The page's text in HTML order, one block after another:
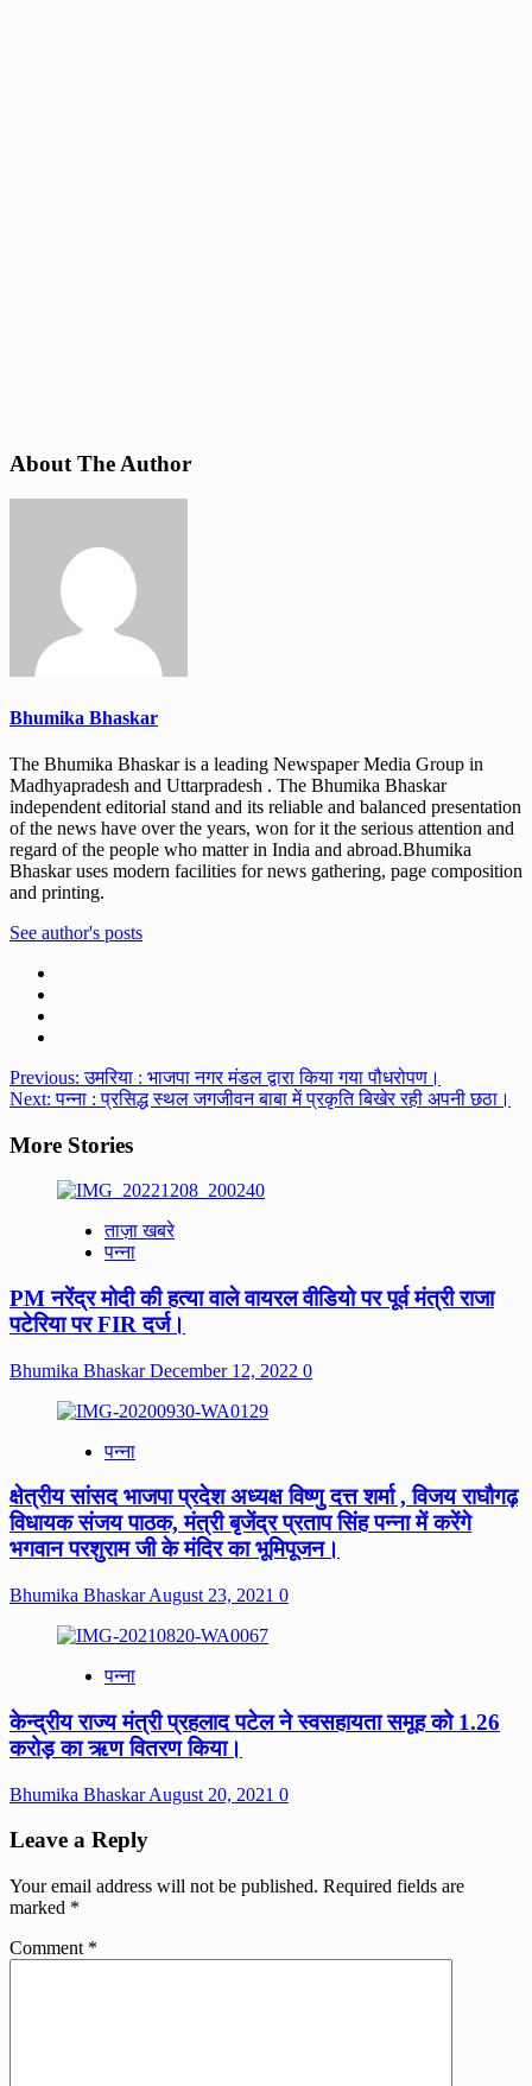
About The Author
Bhumika Bhaskar
The Bhumika Bhaskar is a leading Newspaper Media Group in
Madhyapradesh and Uttarpradesh . The Bhumika Bhaskar
independent editorial stand and its reliable and balanced presentation
of the news have over the years, won for it the serious attention and
regard of the people who matter in India and abroad.Bhumika
Bhaskar uses modern facilities for news gathering, page composition
and printing.
See author's posts
Post
navigation
Previous:उमरिया : भाजपा नगर मंडल द्वारा किया गया पौधरोपण।
Next:पन्ना : प्रसिद्ध स्थल जगजीवन बाबा में प्रकृति बिखेर रही अपनी छठा।
More Stories
ताज़ा खबरे
पन्ना
PM नरेंद्र मोदी की हत्या वाले वायरल वीडियो पर पूर्व मंत्री राजा
पटेरिया पर FIR दर्ज।
Bhumika BhaskarDecember 12, 2022 0
पन्ना
क्षेत्रीय सांसद भाजपा प्रदेश अध्यक्ष विष्णु दत्त शर्मा , विजय राघौगढ़
विधायक संजय पाठक, मंत्री बृजेंद्र प्रताप सिंह पन्ना में करेंगे
भगवान परशुराम जी के मंदिर का भूमिपूजन।
Bhumika BhaskarAugust 23, 2021 0
पन्ना
केन्द्रीय राज्य मंत्री प्रहलाद पटेल ने स्वसहायता समूह को 1.26
करोड़ का ऋण वितरण किया।
Bhumika BhaskarAugust 20, 2021 0
Leave a Reply
Your email address will not be published. Required fields are
marked *
Comment *